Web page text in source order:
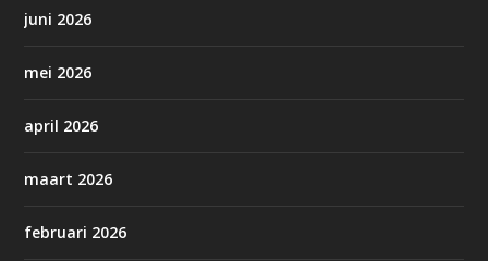
juni 2026
mei 2026
april 2026
maart 2026
februari 2026